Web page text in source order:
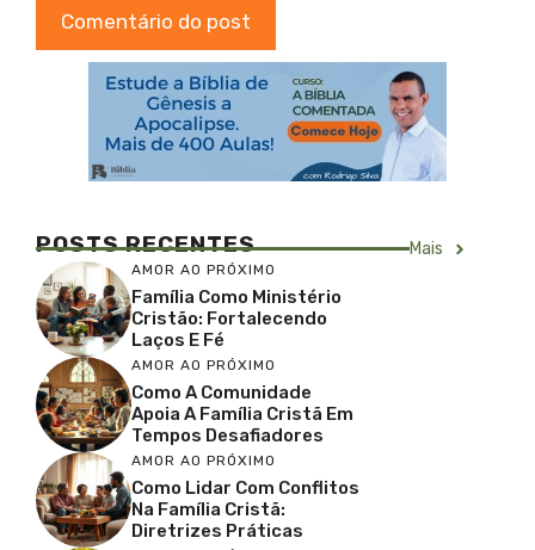
POSTS RECENTES Mais
AMOR AO PRÓXIMO
Família Como Ministério
Cristão: Fortalecendo
Laços E Fé
AMOR AO PRÓXIMO
Como A Comunidade
Apoia A Família Cristã Em
Tempos Desafiadores
AMOR AO PRÓXIMO
Como Lidar Com Conflitos
Na Família Cristã:
Diretrizes Práticas